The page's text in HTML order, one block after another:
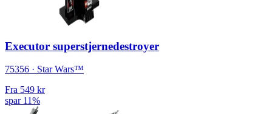
Executor superstjernedestroyer
75356 · Star Wars™
Fra 549 kr
spar 11%